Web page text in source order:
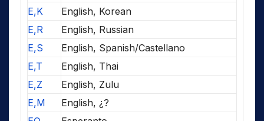
E,K
English, Korean
E,R
English, Russian
E,S
English, Spanish/Castellano
E,T
English, Thai
E,Z
English, Zulu
E,M
English, ¿?